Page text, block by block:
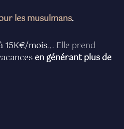
les musulmans.
15K€/mois... Elle prend
en générant plus de